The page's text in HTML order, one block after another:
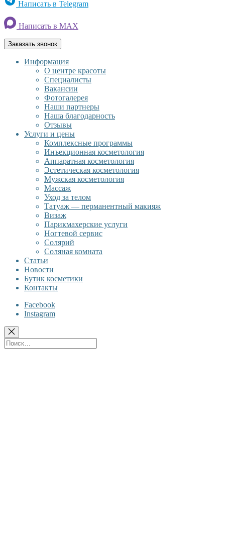
Написать в Telegram
Написать в MAX
Заказать звонок
Информация
О центре красоты
Специалисты
Вакансии
Фотогалерея
Наши партнеры
Наша благодарность
Отзывы
Услуги и цены
Комплексные программы
Инъекционная косметология
Аппаратная косметология
Эстетическая косметология
Мужская косметология
Массаж
Уход за телом
Татуаж — перманентный макияж
Визаж
Парикмахерские услуги
Ногтевой сервис
Солярий
Соляная комната
Статьи
Новости
Бутик косметики
Контакты
Facebook
Instagram
Поиск